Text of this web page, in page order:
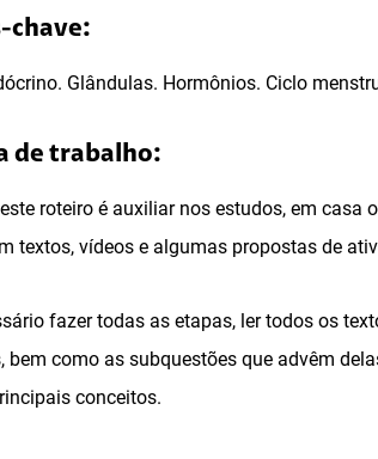
chave:
Glândulas. Hormônios. Ciclo
de trabalho:
roteiro é auxiliar nos estudos, em casa
textos, vídeos e algumas propostas de
fazer todas as etapas, ler todos os
bem como as subquestões que advêm
conceitos.